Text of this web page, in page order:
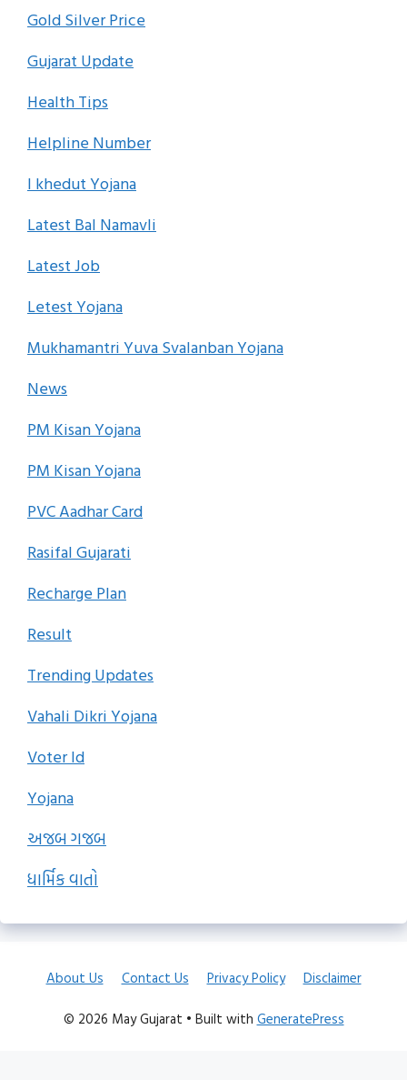
Gold Silver Price
Gujarat Update
Health Tips
Helpline Number
I khedut Yojana
Latest Bal Namavli
Latest Job
Letest Yojana
Mukhamantri Yuva Svalanban Yojana
News
PM Kisan Yojana
PM Kisan Yojana
PVC Aadhar Card
Rasifal Gujarati
Recharge Plan
Result
Trending Updates
Vahali Dikri Yojana
Voter Id
Yojana
અજબ ગજબ
ધાર્મિક વાતો
About Us Contact Us Privacy Policy
Disclaimer
© 2026 May Gujarat • Built with GeneratePress